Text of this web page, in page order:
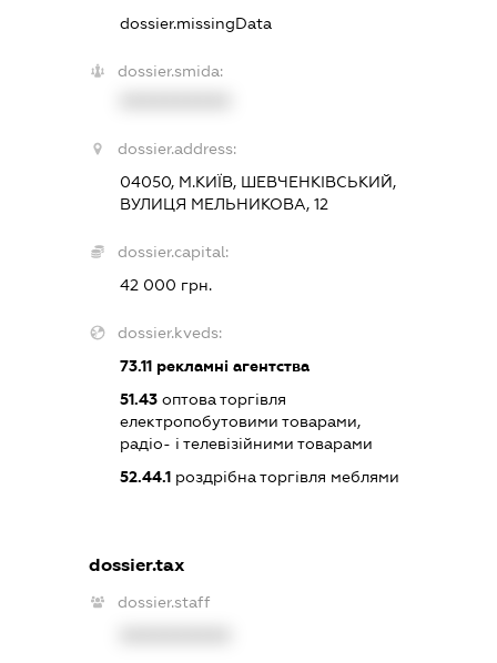
dossier.missingData
dossier.smida:
dossier.address:
04050, М.КИЇВ, ШЕВЧЕНКІВСЬКИЙ,
ВУЛИЦЯ МЕЛЬНИКОВА, 12
dossier.capital:
42 000 грн.
dossier.kveds:
73.11 рекламні агентства
51.43 оптова торгівля
електропобутовими товарами,
радіо- і телевізійними товарами
52.44.1 роздрібна торгівля меблями
dossier.tax
dossier.staff